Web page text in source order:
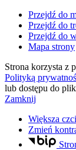
Przejdź do
Przejdź do
Przejdź do
Mapa strony
Strona korzysta z
Polityką
lub dostępu do
Zamknij
Większa
Zmień